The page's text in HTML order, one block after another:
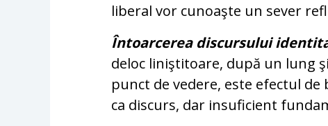
liberal vor cunoaşte un sever
Întoarcerea discursului
deloc liniştitoare, după un lung
punct de vedere, este efectul
ca discurs, dar insuficient